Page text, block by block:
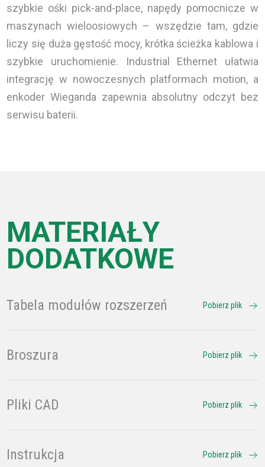
szybkie ośki pick-and-place, napędy pomocnicze w
maszynach wieloosiowych – wszędzie tam, gdzie
liczy się duża gęstość mocy, krótka ścieżka kablowa i
szybkie uruchomienie. Industrial Ethernet ułatwia
integrację w nowoczesnych platformach motion, a
enkoder Wieganda zapewnia absolutny odczyt bez
serwisu baterii.
MATERIAŁY
DODATKOWE
Tabela modułów rozszerzeń Pobierz plik
Broszura Pobierz plik
Pliki CAD Pobierz plik
Instrukcja Pobierz plik